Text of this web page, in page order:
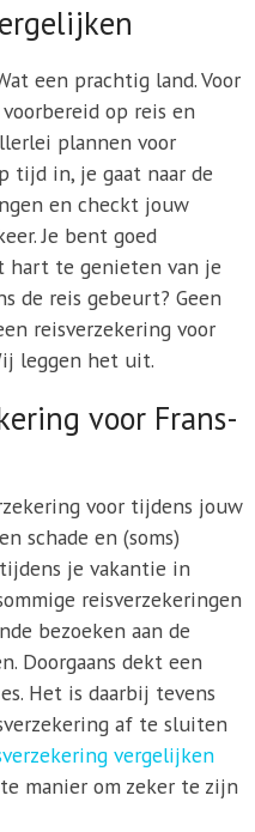
een prachtig land. Voor
op reis en
plannen voor
tijd in, je gaat naar de
en checkt jouw
Je bent goed
hart te genieten van je
de reis gebeurt? Geen
reisverzekering voor
leggen het uit.
voor Frans-
voor tijdens jouw
schade en (soms)
je vakantie in
reisverzekeringen
bezoeken aan de
Doorgaans dekt een
Het is daarbij tevens
af te sluiten
vergelijken
manier om zeker te zijn